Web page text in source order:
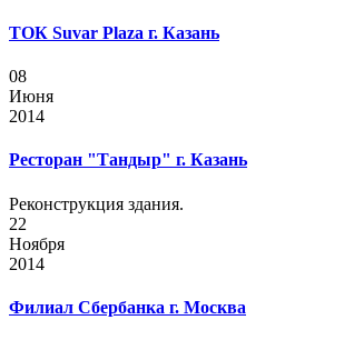
ТОК Suvar Plaza г. Казань
08
Июня
2014
Ресторан "Тандыр" г. Казань
Реконструкция здания.
22
Ноября
2014
Филиал Сбербанка г. Москва